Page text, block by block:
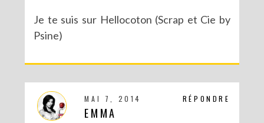
Je te suis sur Hellocoton (Scrap et Cie by
Psine)
RÉPONDRE
MAI 7, 2014
EMMA